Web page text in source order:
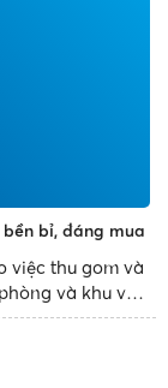
bỉ, đáng mua
việc thu gom và
và khu vực
dạng và tính